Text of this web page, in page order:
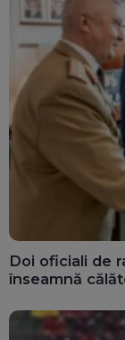
Doi oficiali de
înseamnă